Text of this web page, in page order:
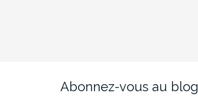
Abonnez-vous au blog